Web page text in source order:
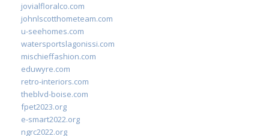
jovialfloralco.com
johnlscotthometeam.com
u-seehomes.com
watersportslagonissi.com
mischieffashion.com
eduwyre.com
retro-interiors.com
theblvd-boise.com
fpet2023.org
e-smart2022.org
ngrc2022.org